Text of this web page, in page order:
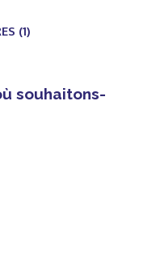
(1)
souhaitons-